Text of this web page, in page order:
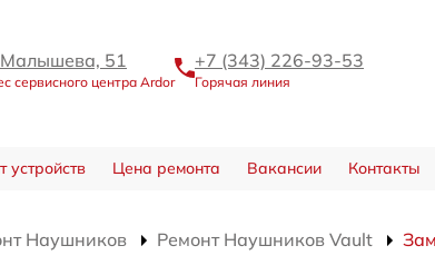
51
сервисного центра Ardor
+7 (343) 226-93-53
Горячая линия
устройств Цена ремонта Вакансии Контакты
Наушников Ремонт Наушников Vault